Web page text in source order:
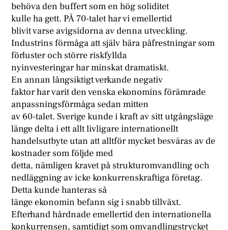
behöva den buffert som en hög soliditet
kulle ha gett. PÅ 70-talet har vi emellertid
blivit varse avigsidorna av denna utveckling.
Industrins förmåga att själv bära påfrestningar som
förluster och större riskfyllda
nyinvesteringar har minskat dramatiskt.
En annan långsiktigt verkande negativ
faktor har varit den venska ekonomins förämrade
anpassningsförmåga sedan mitten
av 60-talet. Sverige kunde i kraft av sitt utgångsläge
länge delta i ett allt livligare internationellt
handelsutbyte utan att alltför mycket besväras av de
kostnader som följde med
detta, nämligen kravet på strukturomvandling och
nedläggning av icke konkurrenskraftiga företag.
Detta kunde hanteras så
länge ekonomin befann sig i snabb tillväxt.
Efterhand hårdnade emellertid den internationella
konkurrensen, samtidigt som omvandlingstrycket